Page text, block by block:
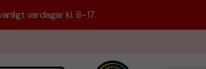
vardagar kl. 8–17.